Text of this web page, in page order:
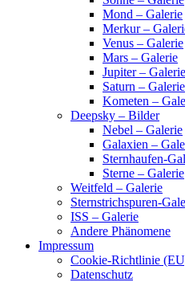
Mond – Galerie
Merkur –
Venus – Galerie
Mars – Galerie
Jupiter – Galerie
Saturn – Galerie
Kometen –
Deepsky – Bilder
Nebel – Galerie
Galaxien –
Sternhaufen-
Sterne – Galerie
Weitfeld – Galerie
Sternstrichspuren-
ISS – Galerie
Andere Phänomene
Impressum
Cookie-Richtlinie
Datenschutz